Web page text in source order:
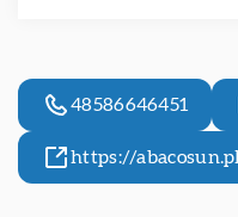
48586646451
https://abacosun.pl